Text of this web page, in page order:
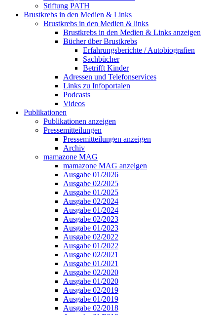
Stiftung PATH
Brustkrebs in den Medien & Links
Brustkrebs in den Medien & links
Brustkrebs in den Medien & Links anzeigen
Bücher über Brustkrebs
Erfahrungsberichte / Autobiografien
Sachbücher
Betrifft Kinder
Adressen und Telefonservices
Links zu Infoportalen
Podcasts
Videos
Publikationen
Publikationen anzeigen
Pressemitteilungen
Pressemitteilungen anzeigen
Archiv
mamazone MAG
mamazone MAG anzeigen
Ausgabe 01/2026
Ausgabe 02/2025
Ausgabe 01/2025
Ausgabe 02/2024
Ausgabe 01/2024
Ausgabe 02/2023
Ausgabe 01/2023
Ausgabe 02/2022
Ausgabe 01/2022
Ausgabe 02/2021
Ausgabe 01/2021
Ausgabe 02/2020
Ausgabe 01/2020
Ausgabe 02/2019
Ausgabe 01/2019
Ausgabe 02/2018